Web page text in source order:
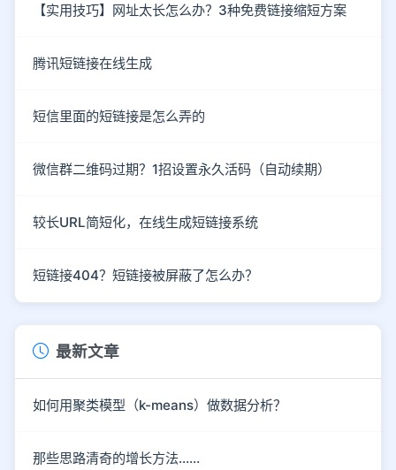
【实用技巧】网址太长怎么办？3种免费链接缩短方案
腾讯短链接在线生成
短信里面的短链接是怎么弄的
微信群二维码过期？1招设置永久活码（自动续期）
较长URL简短化，在线生成短链接系统
短链接404？短链接被屏蔽了怎么办？
最新文章
如何用聚类模型（k-means）做数据分析？
那些思路清奇的增长方法……